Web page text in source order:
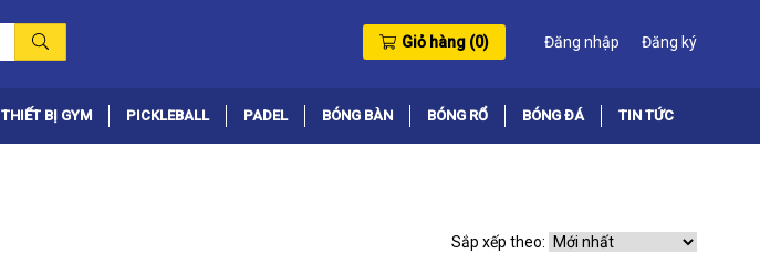
Giỏ hàng (0) Đăng nhập Đăng ký
THIẾT BỊ GYM PICKLEBALL PADEL BÓNG BÀN BÓNG RỔ BÓNG ĐÁ TIN TỨC
Sắp xếp theo: